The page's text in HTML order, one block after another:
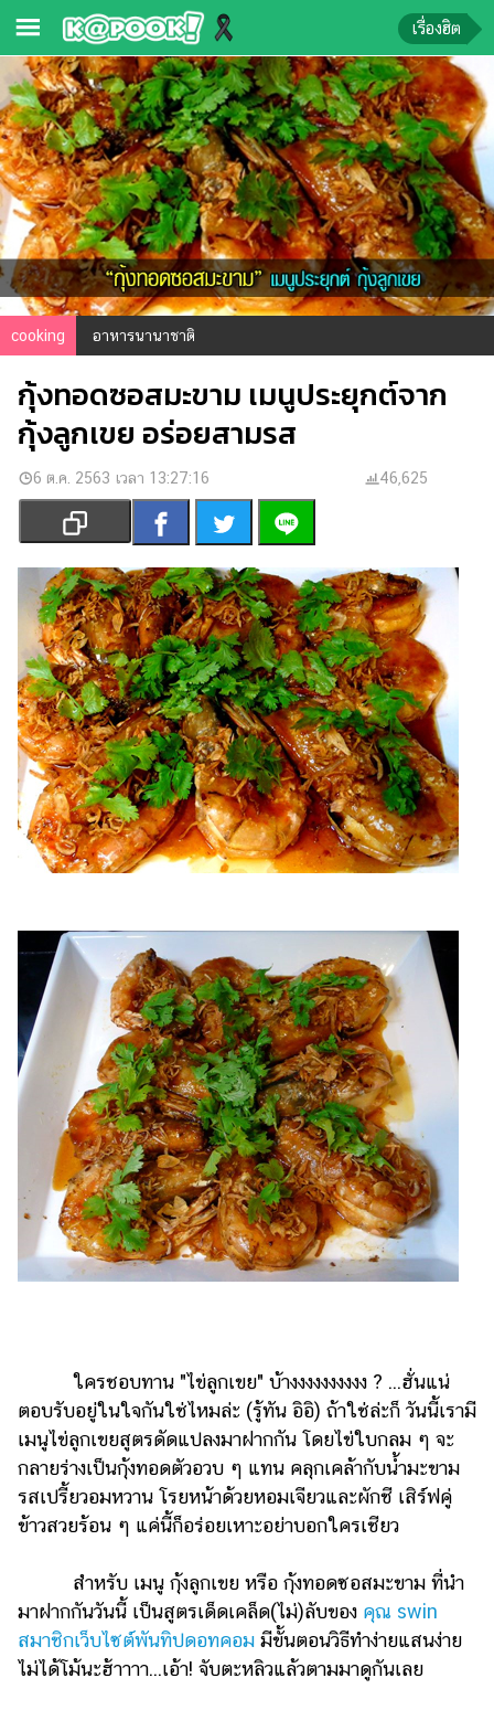
ข่าว-
ความ
รู้
ข่าว
ข่าว
บันเทิง
ตรวจ
หวย
ผล
บอล
สด
การ
เงิน
การ
ศึกษา
บันเทิง
รูปภาพ
ดู
หนัง
Music
Station
ละคร
ไลฟ์
ไตล์
ดูด
ผู้
หญิง
ผู้ชาย
สุขภาพ
ท่อง
เที่ยว
ง่ายๆ
ช้อป
ปิ้ง
รถยนต์
การ
ตกแต่ง
มือ
เรื่องฮิต
cooking อาหารนานาชาติ
กุ้งทอดซอสมะขาม เมนูประยุกต์จาก
กุ้งลูกเขย อร่อยสามรส
6 ต.ค. 2563 เวลา 13:27:16 46,625
ใครชอบทาน "ไข่ลูกเขย" บ้างงงงงงงงงง ? ...ฮั่นแน่
ตอบรับอยู่ในใจกันใช่ไหมล่ะ (รู้ทัน อิอิ) ถ้าใช่ล่ะก็ วันนี้เรามี
เมนูไข่ลูกเขยสูตรดัดแปลงมาฝากกัน โดยไข่ใบกลม ๆ จะ
กลายร่างเป็นกุ้งทอดตัวอวบ ๆ แทน คลุกเคล้ากับน้ำมะขาม
รสเปรี้ยวอมหวาน โรยหน้าด้วยหอมเจียวและผักชี เสิร์ฟคู่
ข้าวสวยร้อน ๆ แค่นี้ก็อร่อยเหาะอย่าบอกใครเชียว
สำหรับ เมนู กุ้งลูกเขย หรือ กุ้งทอดซอสมะขาม ที่นำ
มาฝากกันวันนี้ เป็นสูตรเด็ดเคล็ด(ไม่)ลับของ คุณ swin
สมาชิกเว็บไซต์พันทิปดอทคอม มีขั้นตอนวิธีทำง่ายแสนง่าย
ไม่ได้โม้นะฮ้าาาา...เอ้า! จับตะหลิวแล้วตามมาดูกันเลย